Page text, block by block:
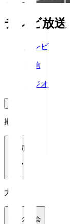
テレビ放送
テレビ
配信
ラジオ
期間
1週間
大会
全ての大会